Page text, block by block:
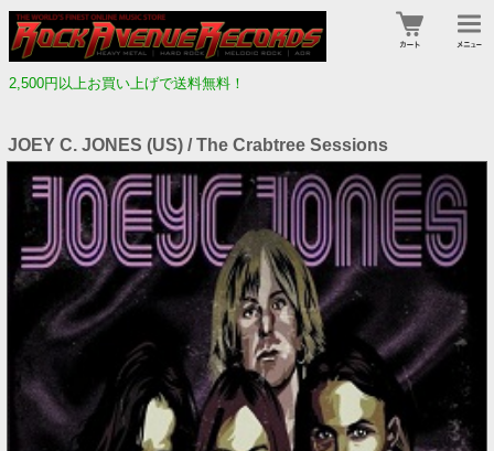
2,500円以上お買い上げで送料無料！
JOEY C. JONES (US) / The Crabtree Sessions